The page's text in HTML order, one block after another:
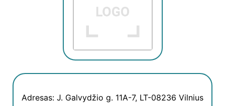
Adresas: J. Galvydžio g. 11A-7, LT-08236 Vilnius